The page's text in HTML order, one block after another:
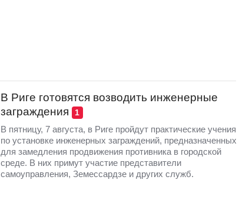
В Риге готовятся возводить инженерные
заграждения
1
В пятницу, 7 августа, в Риге пройдут практические учения
по установке инженерных заграждений, предназначенных
для замедления продвижения противника в городской
среде. В них примут участие представители
самоуправления, Земессардзе и других служб.